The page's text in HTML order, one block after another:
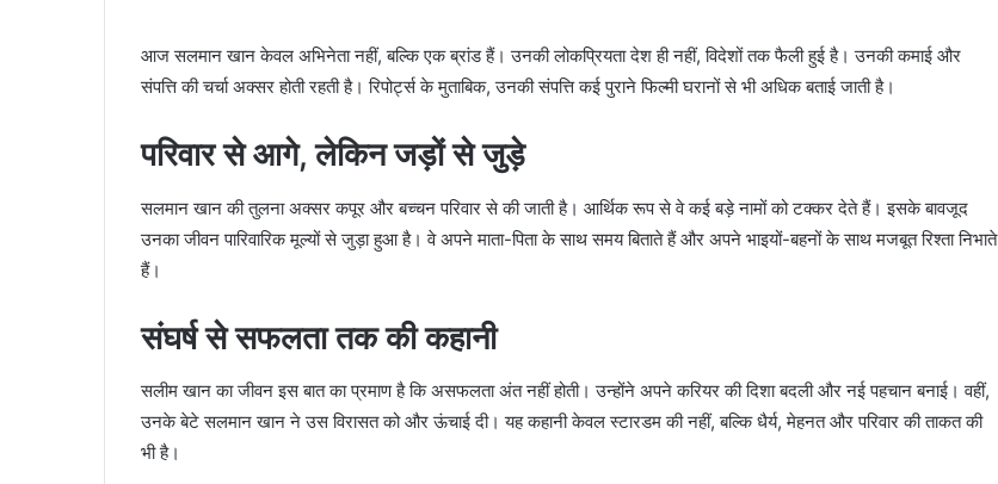
आज सलमान खान केवल अभिनेता नहीं, बल्कि एक ब्रांड हैं। उनकी लोकप्रियता देश ही नहीं, विदेशों तक फैली हुई है। उनकी कमाई और
संपत्ति की चर्चा अक्सर होती रहती है। रिपोर्ट्स के मुताबिक, उनकी संपत्ति कई पुराने फिल्मी घरानों से भी अधिक बताई जाती है।
परिवार से आगे, लेकिन जड़ों से जुड़े
सलमान खान की तुलना अक्सर कपूर और बच्चन परिवार से की जाती है। आर्थिक रूप से वे कई बड़े नामों को टक्कर देते हैं। इसके बावजूद
उनका जीवन पारिवारिक मूल्यों से जुड़ा हुआ है। वे अपने माता-पिता के साथ समय बिताते हैं और अपने भाइयों-बहनों के साथ मजबूत रिश्ता निभाते
हैं।
संघर्ष से सफलता तक की कहानी
सलीम खान का जीवन इस बात का प्रमाण है कि असफलता अंत नहीं होती। उन्होंने अपने करियर की दिशा बदली और नई पहचान बनाई। वहीं,
उनके बेटे सलमान खान ने उस विरासत को और ऊंचाई दी। यह कहानी केवल स्टारडम की नहीं, बल्कि धैर्य, मेहनत और परिवार की ताकत की
भी है।
Ferran Torres Height, Age, Family,
Biography » StarsUnfolded